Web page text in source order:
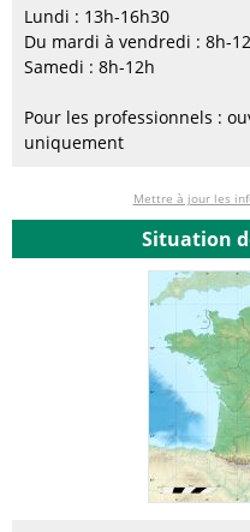
Lundi : 13h-16h30
Du mardi à vendredi : 8h-
Samedi : 8h-12h
Pour les professionnels :
uniquement
Mettre à jour les
Situation